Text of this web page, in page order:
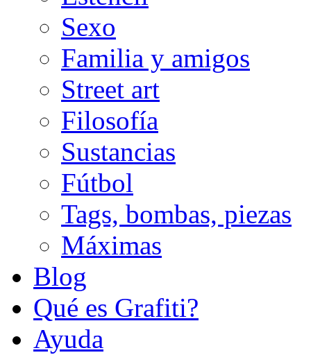
Sexo
Familia y amigos
Street art
Filosofía
Sustancias
Fútbol
Tags, bombas, piezas
Máximas
Blog
Qué es Grafiti?
Ayuda